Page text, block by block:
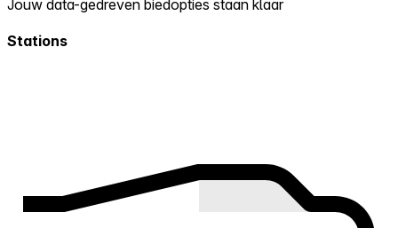
Jouw data-gedreven biedopties staan klaar
Stations